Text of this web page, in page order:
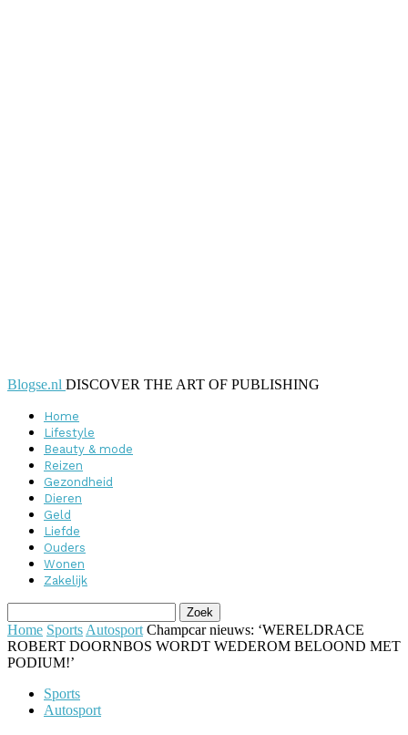
Blogse.nl DISCOVER THE ART OF PUBLISHING
Home
Lifestyle
Beauty & mode
Reizen
Gezondheid
Dieren
Geld
Liefde
Ouders
Wonen
Zakelijk
Home Sports Autosport Champcar nieuws: ‘WERELDRACE
ROBERT DOORNBOS WORDT WEDEROM BELOOND MET
PODIUM!’
Sports
Autosport